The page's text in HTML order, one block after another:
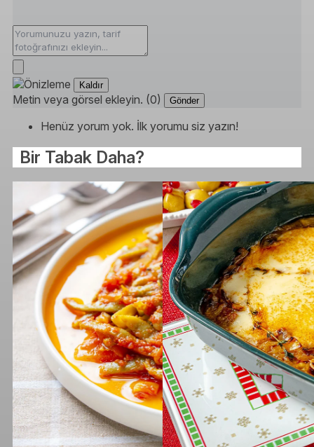
Kaldır
Metin veya görsel ekleyin. (0) Gönder
Henüz yorum yok. İlk yorumu siz yazın!
Bir Tabak Daha?